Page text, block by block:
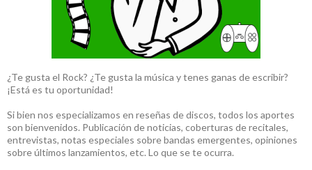
¿Te gusta el Rock? ¿Te gusta la música y tenes ganas de escribir?
¡Está es tu oportunidad!
Si bien nos especializamos en reseñas de discos, todos los aportes
son bienvenidos. Publicación de noticias, coberturas de recitales,
entrevistas, notas especiales sobre bandas emergentes, opiniones
sobre últimos lanzamientos, etc. Lo que se te ocurra.